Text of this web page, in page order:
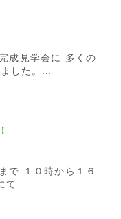
成見学会に 多くの
した。...
で １０時から１６
て ...